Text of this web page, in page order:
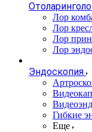
Лор
Лор
Лор
Лор
Эндоскопия
Гибкие
Еще